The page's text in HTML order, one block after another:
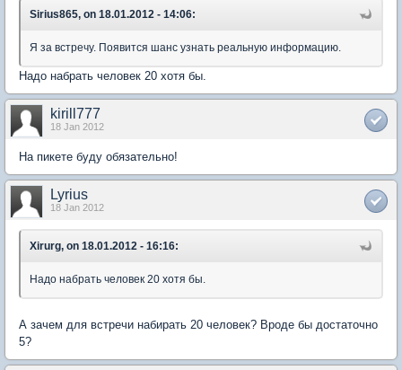
Sirius865, on 18.01.2012 - 14:06:
Я за встречу. Появится шанс узнать реальную информацию.
Надо набрать человек 20 хотя бы.
kirill777
18 Jan 2012
На пикете буду обязательно!
Lyrius
18 Jan 2012
Xirurg, on 18.01.2012 - 16:16:
Надо набрать человек 20 хотя бы.
А зачем для встречи набирать 20 человек? Вроде бы достаточно
5?